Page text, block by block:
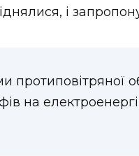
і
протиповітряної
на